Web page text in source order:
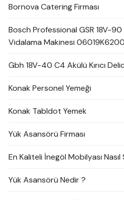
Bornova Catering Firması
Bosch Professional GSR 18V-90
Vidalama Makinesi 06019K6200
Gbh 18V-40 C4 Akülü Kırıcı
Konak Personel Yemeği
Konak Tabldot Yemek
Yük Asansörü Firması
En Kaliteli İnegöl Mobilyası Nasıl
Yük Asansörü Nedir ?